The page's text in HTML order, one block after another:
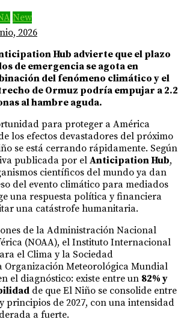
New
2026
Hub advierte que el plazo
de emergencia se agota en
del fenómeno climático y el
de Ormuz podría empujar a 2.2
al hambre aguda.
para proteger a América
los efectos devastadores del próximo
se está cerrando rápidamente. Según
publicada por el Anticipation Hub,
científicos del mundo ya dan
del evento climático para mediados
una respuesta política y financiera
una catástrofe humanitaria.
de la Administración Nacional
(NOAA), el Instituto Internacional
el Clima y la Sociedad
Organización Meteorológica Mundial
el diagnóstico: existe entre un 82% y
de que El Niño se consolide entre
principios de 2027, con una intensidad
a fuerte.